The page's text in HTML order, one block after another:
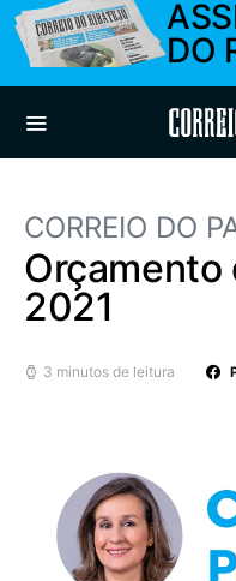
DO
CORREIO DO
Orçamento
2021
3 minutos de leitura